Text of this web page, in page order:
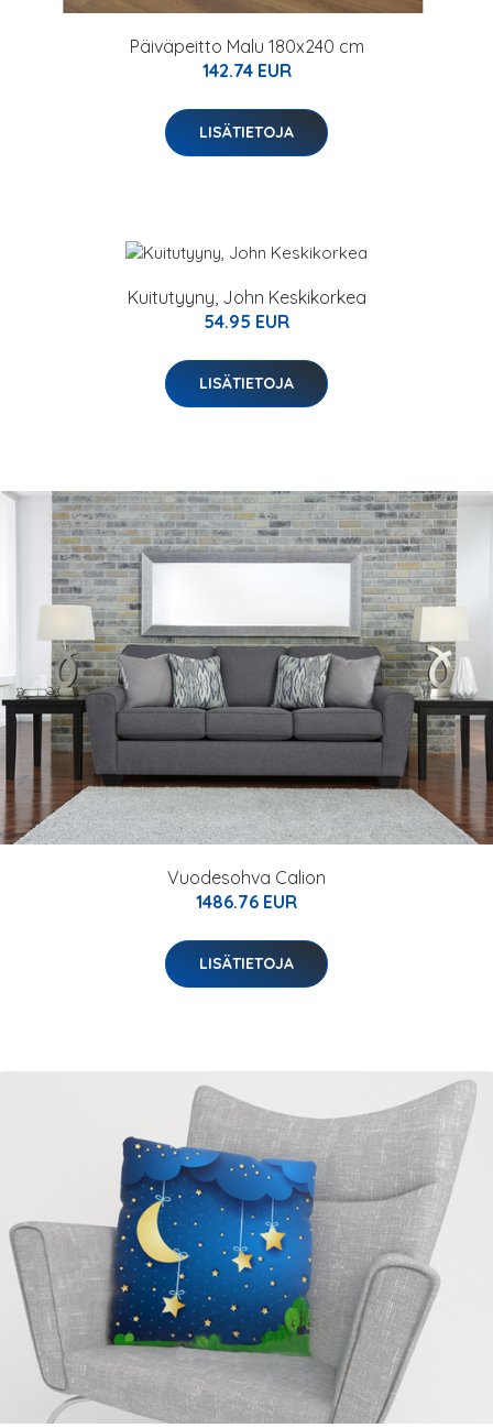
Päiväpeitto Malu 180x240 cm
142.74 EUR
LISÄTIETOJA
Kuitutyyny, John Keskikorkea
54.95 EUR
LISÄTIETOJA
Vuodesohva Calion
1486.76 EUR
LISÄTIETOJA